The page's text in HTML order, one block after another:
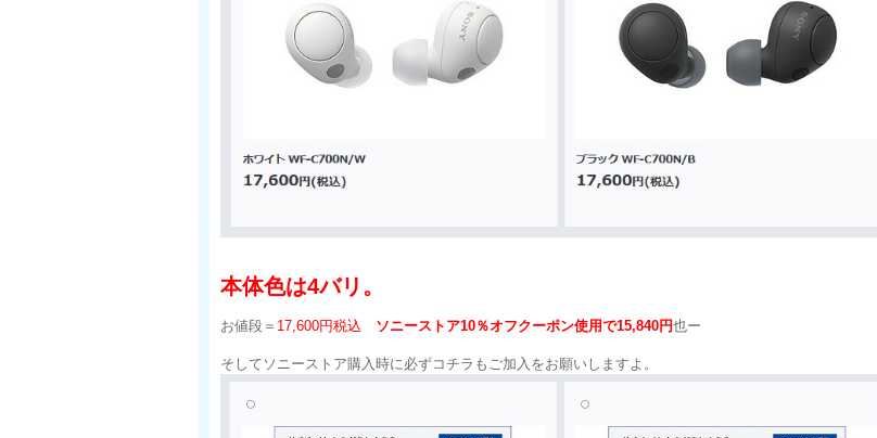
本体色は4バリ。
お値段＝ 17,600円税込 ソニーストア10％オフクーポン使用で15,840円也ー
そしてソニーストア購入時に必ずコチラもご加入をお願いしますよ。